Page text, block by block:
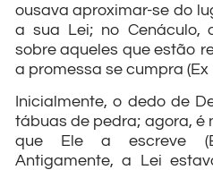
ousava aproximar-se do
a sua Lei; no Cenáculo,
sobre aqueles que estão
a promessa se cumpra (Ex
Inicialmente, o dedo de
tábuas de pedra; agora, é
que Ele a escreve
Antigamente, a Lei